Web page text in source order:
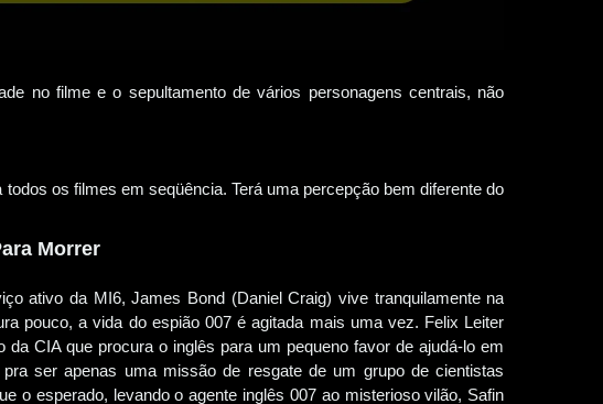
no filme e o sepultamento de vários personagens centrais, não
os filmes em seqüência. Terá uma percepção bem diferente do
Morrer
ativo da MI6, James Bond (Daniel Craig) vive tranquilamente na
pouco, a vida do espião 007 é agitada mais uma vez. Felix Leiter
da CIA que procura o inglês para um pequeno favor de ajudá-lo em
ser apenas uma missão de resgate de um grupo de cientistas
o esperado, levando o agente inglês 007 ao misterioso vilão, Safin